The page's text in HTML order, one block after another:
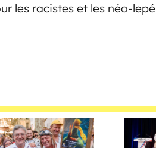
les racistes et les néo-